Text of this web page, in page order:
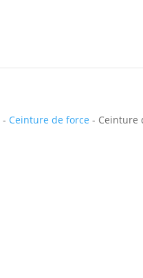
- Ceinture de force - Ceinture